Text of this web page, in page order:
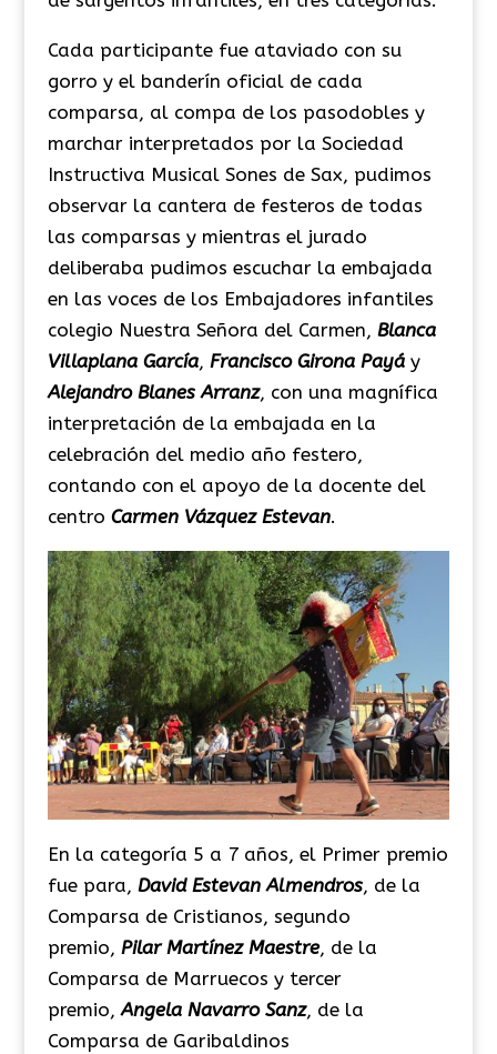
Cada participante fue ataviado con su
gorro y el banderín oficial de cada
comparsa, al compa de los pasodobles y
marchar interpretados por la Sociedad
Instructiva Musical Sones de Sax, pudimos
observar la cantera de festeros de todas
las comparsas y mientras el jurado
deliberaba pudimos escuchar la embajada
en las voces de los Embajadores infantiles
colegio Nuestra Señora del Carmen, Blanca
Villaplana García, Francisco Girona Payáy
Alejandro Blanes Arranz, con una magnífica
interpretación de la embajada en la
celebración del medio año festero,
contando con el apoyo de la docente del
centro Carmen Vázquez Estevan.
En la categoría 5 a 7 años, el Primer premio
fue para, David Estevan Almendros, de la
Comparsa de Cristianos, segundo
premio, Pilar Martínez Maestre, de la
Comparsa de Marruecos y tercer
premio,Angela Navarro Sanz, de la
Comparsa de Garibaldinos